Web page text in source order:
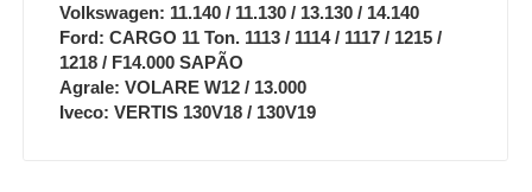
Volkswagen: 11.140 / 11.130 / 13.130 / 14.140
Ford: CARGO 11 Ton. 1113 / 1114 / 1117 / 1215 /
1218 / F14.000 SAPÃO
Agrale: VOLARE W12 / 13.000
Iveco: VERTIS 130V18 / 130V19